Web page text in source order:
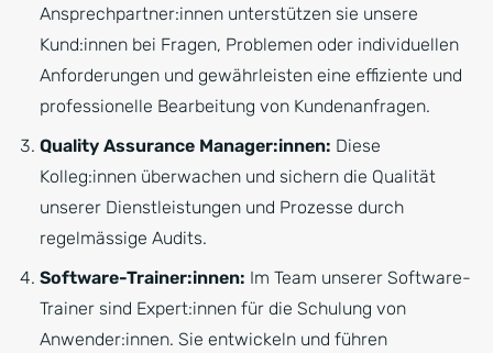
Ansprechpartner:innen unterstützen sie unsere
Kund:innen bei Fragen, Problemen oder individuellen
Anforderungen und gewährleisten eine effiziente und
professionelle Bearbeitung von Kundenanfragen.
Quality Assurance Manager:innen: Diese
Kolleg:innen überwachen und sichern die Qualität
unserer Dienstleistungen und Prozesse durch
regelmässige Audits.
Software-Trainer:innen: Im Team unserer Software-
Trainer sind Expert:innen für die Schulung von
Anwender:innen. Sie entwickeln und führen